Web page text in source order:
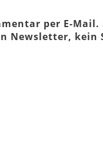
per E-Mail.
Newsletter, kein